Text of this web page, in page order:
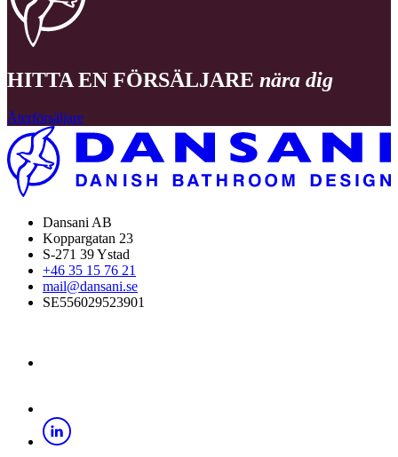
HITTA EN FÖRSÄLJARE nära dig
Återförsäljare
Dansani AB
Koppargatan 23
S-271 39 Ystad
+46 35 15 76 21
mail@dansani.se
SE556029523901